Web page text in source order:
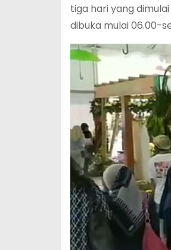
tiga hari yang
dibuka mulai 06.00-